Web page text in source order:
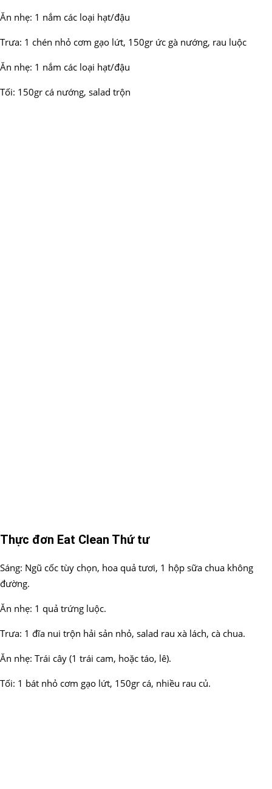
Ăn nhẹ: 1 nắm các loại hạt/đậu
Trưa: 1 chén nhỏ cơm gạo lứt, 150gr ức gà nướng, rau luộc
Ăn nhẹ: 1 nắm các loại hạt/đậu
Tối: 150gr cá nướng, salad trộn
Thực đơn Eat Clean Thứ tư
Sáng: Ngũ cốc tùy chọn, hoa quả tươi, 1 hộp sữa chua không
đường.
Ăn nhẹ: 1 quả trứng luộc.
Trưa: 1 đĩa nui trộn hải sản nhỏ, salad rau xà lách, cà chua.
Ăn nhẹ: Trái cây (1 trái cam, hoặc táo, lê).
Tối: 1 bát nhỏ cơm gạo lứt, 150gr cá, nhiều rau củ.